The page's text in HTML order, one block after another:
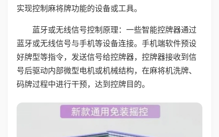
实现控制麻将牌功能的设备或工具。
蓝牙或无线信号控制原理：一些智能控牌器通过
蓝牙或无线信号与手机等设备连接。手机端软件预设
好牌型等指令，发送信号给控牌器，控牌器接收到信
号后驱动内部微型电机或机械结构，在麻将机洗牌、
码牌过程中进行干预，达到控牌目的。